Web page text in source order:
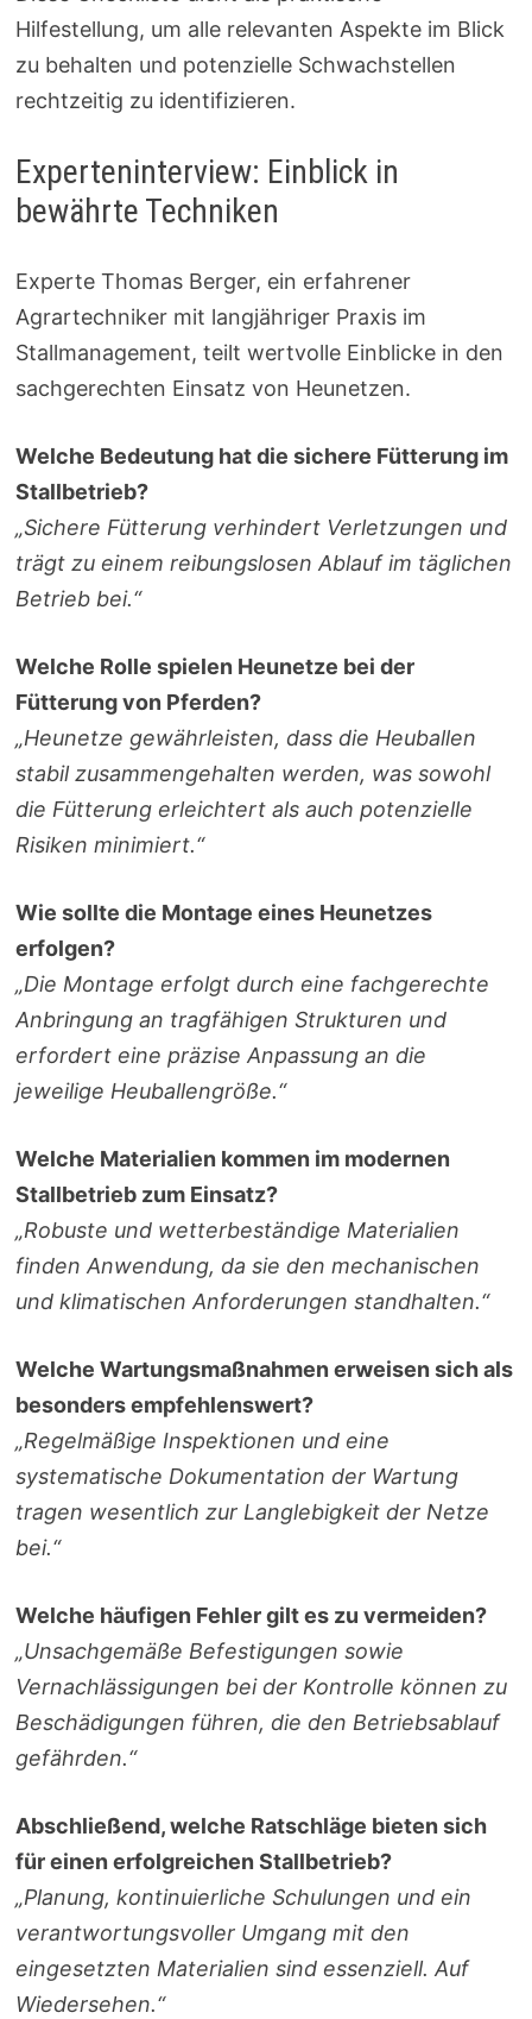
Hilfestellung, um alle relevanten Aspekte im Blick
zu behalten und potenzielle Schwachstellen
rechtzeitig zu identifizieren.
Experteninterview: Einblick in
bewährte Techniken
Experte Thomas Berger, ein erfahrener
Agrartechniker mit langjähriger Praxis im
Stallmanagement, teilt wertvolle Einblicke in den
sachgerechten Einsatz von Heunetzen.
Welche Bedeutung hat die sichere Fütterung im
Stallbetrieb?
„Sichere Fütterung verhindert Verletzungen und
trägt zu einem reibungslosen Ablauf im täglichen
Betrieb bei.“
Welche Rolle spielen Heunetze bei der
Fütterung von Pferden?
„Heunetze gewährleisten, dass die Heuballen
stabil zusammengehalten werden, was sowohl
die Fütterung erleichtert als auch potenzielle
Risiken minimiert.“
Wie sollte die Montage eines Heunetzes
erfolgen?
„Die Montage erfolgt durch eine fachgerechte
Anbringung an tragfähigen Strukturen und
erfordert eine präzise Anpassung an die
jeweilige Heuballengröße.“
Welche Materialien kommen im modernen
Stallbetrieb zum Einsatz?
„Robuste und wetterbeständige Materialien
finden Anwendung, da sie den mechanischen
und klimatischen Anforderungen standhalten.“
Welche Wartungsmaßnahmen erweisen sich als
besonders empfehlenswert?
„Regelmäßige Inspektionen und eine
systematische Dokumentation der Wartung
tragen wesentlich zur Langlebigkeit der Netze
bei.“
Welche häufigen Fehler gilt es zu vermeiden?
„Unsachgemäße Befestigungen sowie
Vernachlässigungen bei der Kontrolle können zu
Beschädigungen führen, die den Betriebsablauf
gefährden.“
Abschließend, welche Ratschläge bieten sich
für einen erfolgreichen Stallbetrieb?
„Planung, kontinuierliche Schulungen und ein
verantwortungsvoller Umgang mit den
eingesetzten Materialien sind essenziell. Auf
Wiedersehen.“